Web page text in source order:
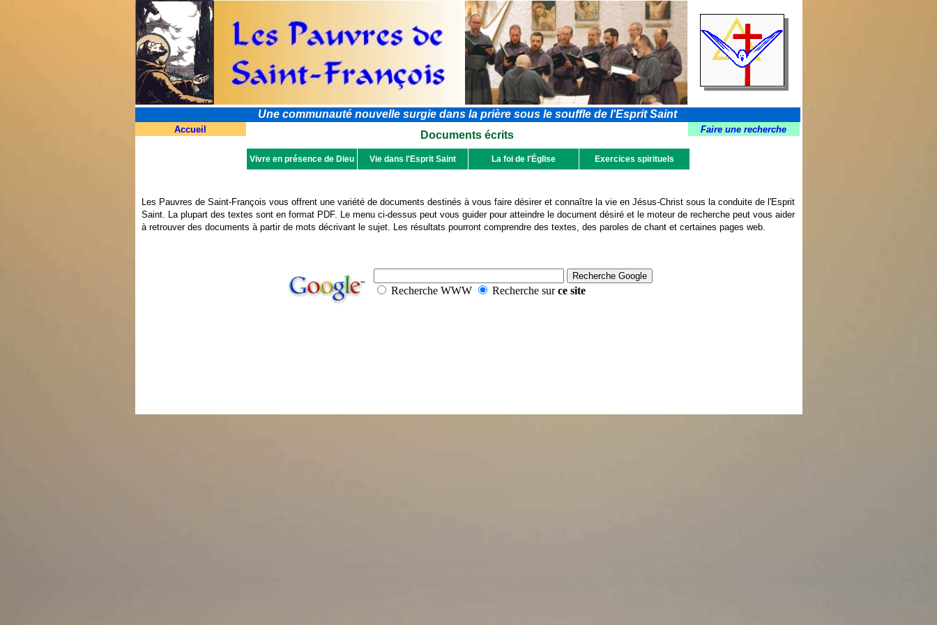
Une communauté nouvelle surgie dans la prière sous le souffle de l'Esprit Saint
Accueil Documents écrits Faire une recherche
Vivre en présence de Dieu Vie dans l'Esprit Saint La foi de l'Église Exercices spirituels
Les Pauvres de Saint-François vous offrent une variété de documents destinés à vous faire désirer et connaître la vie en Jésus-Christ sous la conduite de l'Esprit
Saint. La plupart des textes sont en format PDF. Le menu ci-dessus peut vous guider pour atteindre le document désiré et le moteur de recherche peut vous aider
à retrouver des documents à partir de mots décrivant le sujet. Les résultats pourront comprendre des textes, des paroles de chant et certaines pages web.
Recherche WWW Recherche surce site